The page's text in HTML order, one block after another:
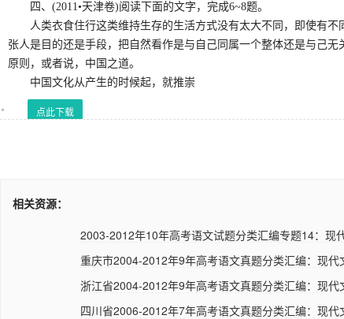
四、(2011•天津卷)阅读下面的文字，完成6~8题。
人类衣食住行这类维持生存的生活方式没有太大不同，即使有不
张人是目的还是手段，把自然看作是与自己同属一个整体还是与己
原则，或者说，中国之道。
中国文化从产生的时候起，就推崇
点此下载
相关资源：
2003-2012年10年高考语文试题分类汇编专题14：现
重庆市2004-2012年9年高考语文真题分类汇编：现代
浙江省2004-2012年9年高考语文真题分类汇编：现代
四川省2006-2012年7年高考语文真题分类汇编：现代